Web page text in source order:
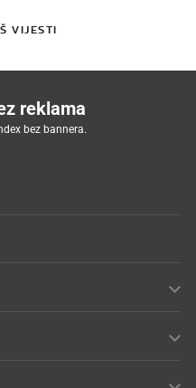
VIJESTI
reklama
bez bannera.